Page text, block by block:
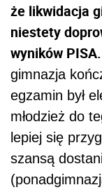
że likwidacja
niestety
wyników PISA.
gimnazja
egzamin był
młodzież do
lepiej się
szansą